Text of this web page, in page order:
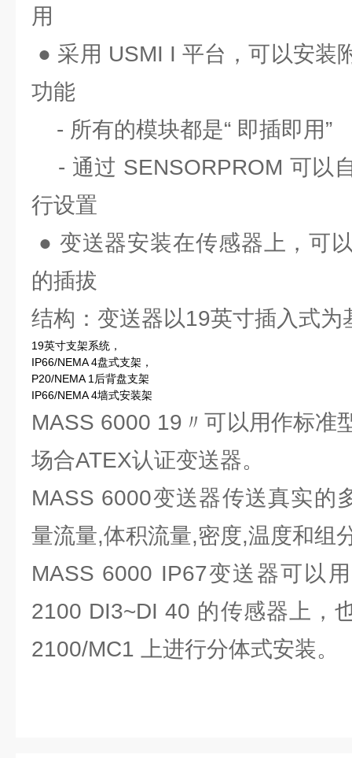
用
● 采用 USMI I 平台，可以安装
功能
- 所有的模块都是“ 即插即用”
- 通过 SENSORPROM 可以
行设置
● 变送器安装在传感器上，可
的插拔
结构：变送器以19英寸插入式为
19英寸支架系统，
IP66/NEMA 4盘式支架，
P20/NEMA 1后背盘支架
IP66/NEMA 4墙式安装架
MASS 6000 19〃可以用作标准
场合ATEX认证变送器。
MASS 6000变送器传送真实的
量流量,体积流量,密度,温度和组
MASS 6000 IP67变送器可以
2100 DI3~DI 40 的传感器上，
2100/MC1 上进行分体式安装。